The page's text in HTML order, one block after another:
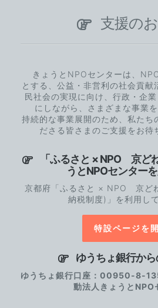
支援の
きょうとNPOセンターは、
とする、公益・非営利の社会貢献
民社会の実現に向け、行政・企
にしながら、さまざまな事業
持続的な事業展開のため、私たち
ださる皆さまのご支援をお待
「ふるさと × NPO 京ど
うとNPOセンター
京都府「ふるさと × NPO 京ど
納税制度)」を利用し
特設ページを
ゆうちょ銀行か
ゆうちょ銀行口座：00950-8-
動法人きょうとNPO